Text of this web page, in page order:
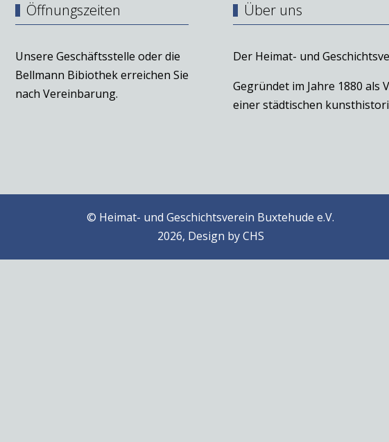
Öffnungszeiten
Unsere Geschäftsstelle oder die
Bellmann Bibiothek erreichen Sie
nach Vereinbarung.
Über uns
Der Heimat- und
Gegründet im Jahre 1880
einer städtischen
© Heimat- und Geschichtsverein Buxtehude e.V.
2026, Design byCHS